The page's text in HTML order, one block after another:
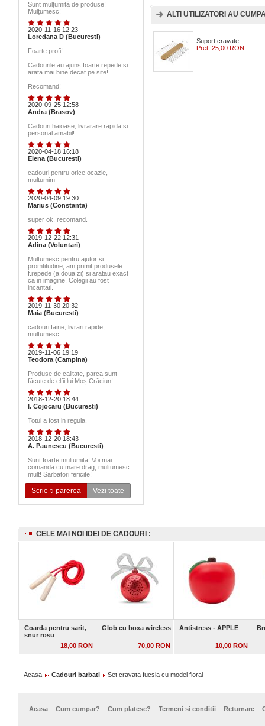
Sunt mulțumită de produse!
Mulțumesc!
2020-11-16 12:23
Loredana D (Bucuresti)
Foarte profi!
Cadourile au ajuns foarte repede si
arata mai bine decat pe site!
Recomand!
2020-09-25 12:58
Andra (Brasov)
Cadouri haioase, livrarare rapida si
personal amabil!
2020-04-18 16:18
Elena (Bucuresti)
cadouri pentru orice ocazie,
multumim
2020-04-09 19:30
Marius (Constanta)
super ok, recomand.
2019-12-22 12:31
Adina (Voluntari)
Multumesc pentru ajutor si
promtitudine, am primit produsele
f.repede (a doua zi) si aratau exact
ca in imagine. Colegii au fost
incantati.
2019-11-30 20:32
Maia (Bucuresti)
cadouri faine, livrari rapide,
multumesc
2019-11-06 19:19
Teodora (Campina)
Produse de calitate, parca sunt
făcute de elfii lui Moș Crăciun!
2018-12-20 18:44
I. Cojocaru (Bucuresti)
Totul a fost in regula.
2018-12-20 18:43
A. Paunescu (Bucuresti)
Sunt foarte multumita! Voi mai
comanda cu mare drag, multumesc
mult! Sarbatori fericite!
Scrie-ti parerea Vezi toate
ALTI UTILIZATORI AU
Suport cravate
Pret: 25,00 RON
CELE MAI NOI IDEI DE CADOURI :
Coarda pentru sarit,
snur rosu
18,00 RON
Glob cu boxa wireless
70,00 RON
Antistress - APPLE
10,00 RON
Acasa Cadouri barbati Set cravata fucsia cu model floral
Acasa Cum cumpar? Cum platesc? Termeni si conditii Returnare